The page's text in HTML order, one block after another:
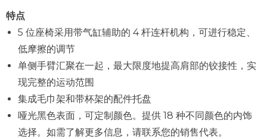
特点
5 位座椅采用带气缸辅助的 4 杆连杆机构，可进行稳定、
低摩擦的调节
单侧手臂汇聚在一起，最大限度地提高肩部的铰接性，实
现完整的运动范围
集成毛巾架和带杯架的配件托盘
哑光黑色表面，可定制颜色。提供 18 种不同颜色的内饰
选择。如需了解更多信息，请联系您的销售代表。